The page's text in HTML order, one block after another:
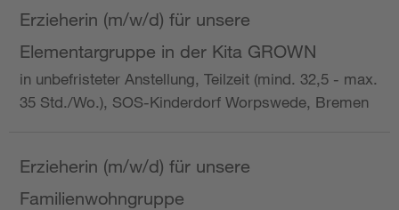
Erzieherin (m/w/d) für unsere
Elementargruppe in der Kita GROWN
in unbefristeter Anstellung, Teilzeit (mind. 32,5 - max.
35 Std./Wo.), SOS-Kinderdorf Worpswede, Bremen
Erzieherin (m/w/d) für unsere
Familienwohngruppe